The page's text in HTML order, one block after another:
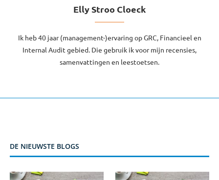
Elly Stroo Cloeck
Ik heb 40 jaar (management-)ervaring op GRC, Financieel en
Internal Audit gebied. Die gebruik ik voor mijn recensies,
samenvattingen en leestoetsen.
DE NIEUWSTE BLOGS